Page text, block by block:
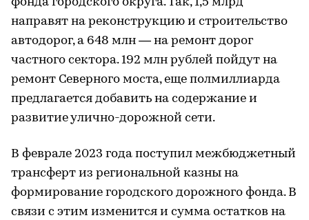
направят на реконструкцию и строительство
автодорог, а 648 млн — на ремонт дорог
частного сектора. 192 млн рублей пойдут на
ремонт Северного моста, еще полмиллиарда
предлагается добавить на содержание и
развитие улично-дорожной сети.
В феврале 2023 года поступил межбюджетный
трансферт из региональной казны на
формирование городского дорожного фонда. В
связи с этим изменится и сумма остатков на